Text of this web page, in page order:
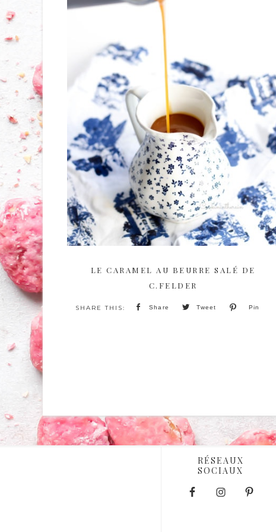
LE CARAMEL AU BEURRE SALÉ DE
C.FELDER
Share Tweet Pin
RÉSEAUX
SOCIAUX